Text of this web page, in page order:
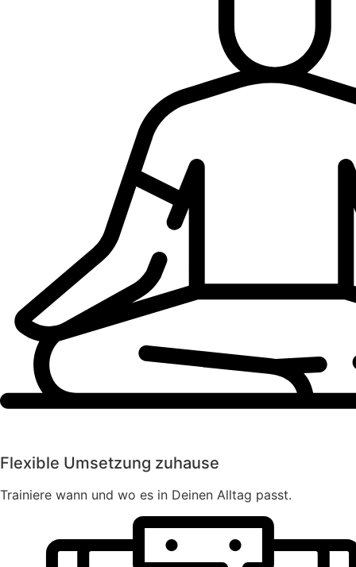
Flexible Umsetzung zuhause
Trainiere wann und wo es in Deinen Alltag passt.